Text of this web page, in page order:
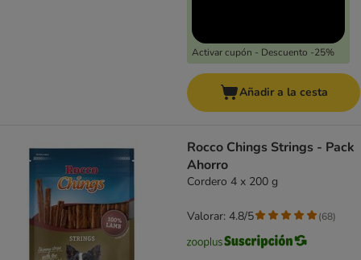
Activar cupón - Descuento -25%
Añadir a la cesta
Rocco Chings Strings - Pack
Ahorro
Cordero 4 x 200 g
Valorar: 4.8/5 (68)